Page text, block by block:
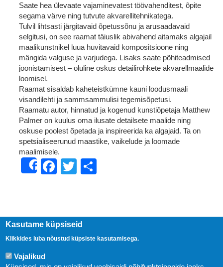
Saate hea ülevaate vajaminevatest töövahenditest, õpite
segama värve ning tutvute akvarellitehnikatega.
Tulvil lihtsasti järgitavaid õpetussõnu ja arusaadavaid
selgitusi, on see raamat täiuslik abivahend aitamaks algajail
maalikunstnikel luua huvitavaid kompositsioone ning
mängida valguse ja varjudega. Lisaks saate põhiteadmised
joonistamisest – oluline oskus detailirohkete akvarellmaalide
loomisel.
Raamat sisaldab kaheteistkümne kauni loodusmaali
visandilehti ja sammsammulisi tegemisõpetusi.
Raamatu autor, hinnatud ja kogenud kunstiõpetaja Matthew
Palmer on kuulus oma ilusate detailsete maalide ning
oskuse poolest õpetada ja inspireerida ka algajaid. Ta on
spetsialiseerunud maastike, vaikelude ja loomade
maalimisele.
ShareFacebook
Twitter
Kasutame küpsiseid
Klikkides luba nõustud küpsiste kasutamisega.
Vajalikud